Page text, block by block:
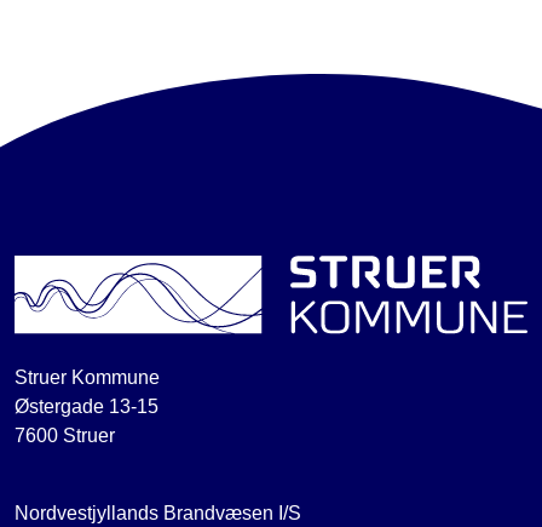
Struer Kommune
Østergade 13-15
7600 Struer
Nordvestjyllands Brandvæsen I/S